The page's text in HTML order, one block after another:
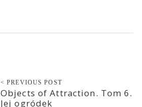
< PREVIOUS POST
Objects of Attraction. Tom 6.
Jej ogródek